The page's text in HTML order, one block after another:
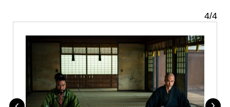
4/4